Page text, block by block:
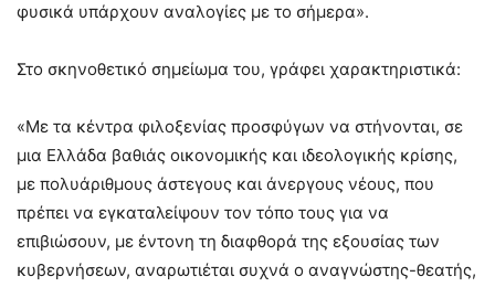
φυσικά υπάρχουν αναλογίες με το σήμερα».
Στο σκηνοθετικό σημείωμα του, γράφει χαρακτηριστικά:
«Με τα κέντρα φιλοξενίας προσφύγων να στήνονται, σε
μια Ελλάδα βαθιάς οικονομικής και ιδεολογικής κρίσης,
με πολυάριθμους άστεγους και άνεργους νέους, που
πρέπει να εγκαταλείψουν τον τόπο τους για να
επιβιώσουν, με έντονη τη διαφθορά της εξουσίας των
κυβερνήσεων, αναρωτιέται συχνά ο αναγνώστης-θεατής,